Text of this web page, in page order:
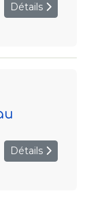
Détails
Détails